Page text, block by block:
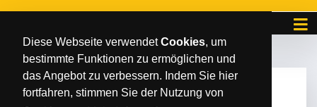
Diese Webseite verwendetCookies, um
bestimmte Funktionen zu ermöglichen und
das Angebot zu verbessern. Indem Sie hier
fortfahren, stimmen Sie der Nutzung von
DONNERSTAG 12. Oktober 2023